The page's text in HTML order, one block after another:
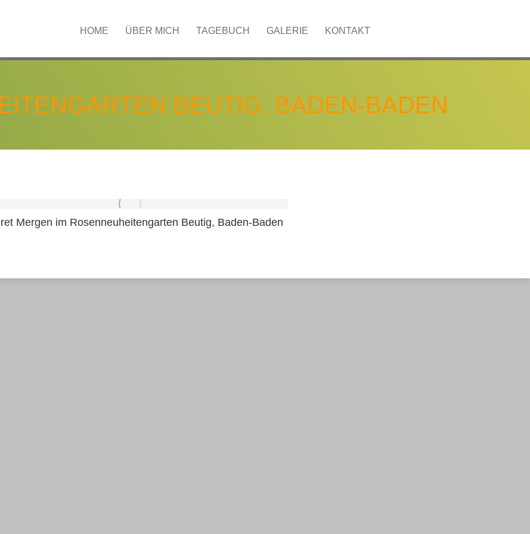
HOME ÜBER MICH TAGEBUCH GALERIE KONTAKT
BEUTIG, BADEN-BADEN
Mergen im Rosenneuheitengarten Beutig, Baden-Baden
ÜBER MICH TAGEBUCH GALERIE KONTAKT